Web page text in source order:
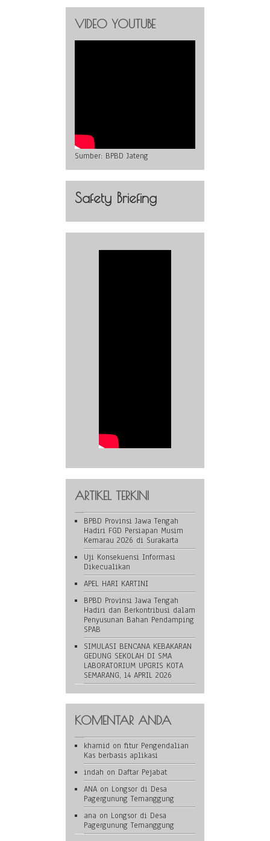
VIDEO YOUTUBE
Sumber: BPBD Jateng
Safety Briefing
ARTIKEL TERKINI
BPBD Provinsi Jawa Tengah
Hadiri FGD Persiapan Musim
Kemarau 2026 di Surakarta
Uji Konsekuensi Informasi
Dikecualikan
APEL HARI KARTINI
BPBD Provinsi Jawa Tengah
Hadiri dan Berkontribusi dalam
Penyusunan Bahan Pendamping
SPAB
SIMULASI BENCANA KEBAKARAN
GEDUNG SEKOLAH DI SMA
LABORATORIUM UPGRIS KOTA
SEMARANG, 14 APRIL 2026
KOMENTAR ANDA
khamid on fitur Pengendalian
Kas berbasis aplikasi
indah on Daftar Pejabat
ANA on Longsor di Desa
Pagergunung Temanggung
ana on Longsor di Desa
Pagergunung Temanggung